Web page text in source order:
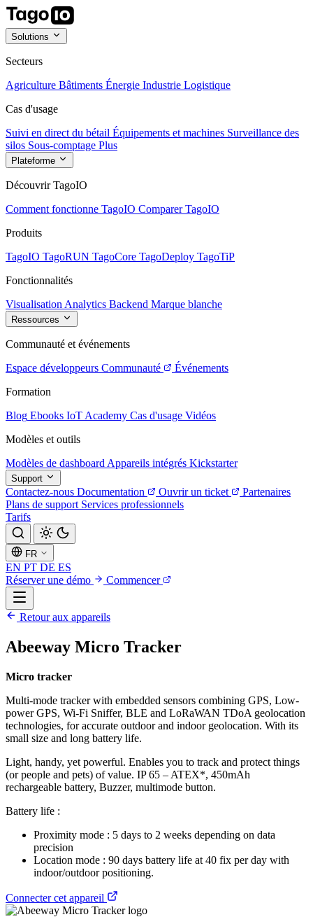
Solutions
Secteurs
Agriculture Bâtiments Énergie Industrie Logistique
Cas d'usage
Suivi en direct du bétail Équipements et machines Surveillance des
silos Sous-comptage Plus
Plateforme
Découvrir TagoIO
Comment fonctionne TagoIO Comparer TagoIO
Produits
TagoIO TagoRUN TagoCore TagoDeploy TagoTiP
Fonctionnalités
Visualisation Analytics Backend Marque blanche
Ressources
Communauté et événements
Espace développeurs Communauté
Événements
Formation
Blog Ebooks IoT Academy Cas d'usage Vidéos
Modèles et outils
Modèles de dashboard Appareils intégrés Kickstarter
Support
Contactez-nous Documentation Ouvrir un ticket
Partenaires
Plans de support Services professionnels
Tarifs
FR
EN PT DE ES
Réserver une démo
Commencer
Retour aux appareils
Abeeway Micro Tracker
Micro tracker
Multi-mode tracker with embedded sensors combining GPS, Low-
power GPS, Wi-Fi Sniffer, BLE and LoRaWAN TDoA geolocation
technologies, for accurate outdoor and indoor geolocation. With its
small size and long battery life.
Light, handy, yet powerful. Enables you to track and protect things
(or people and pets) of value. IP 65 – ATEX*, 450mAh
rechargeable battery, Buzzer, multimode button.
Battery life :
Proximity mode : 5 days to 2 weeks depending on data
precision
Location mode : 90 days battery life at 40 fix per day with
indoor/outdoor positioning.
Connecter cet appareil